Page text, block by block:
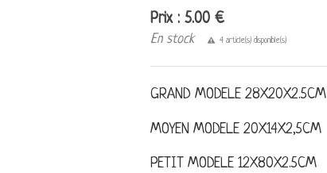
Prix : 5.00 €
En stock 4 article(s) disponible(s)
GRAND MODELE 28X20X2.5CM
MOYEN MODELE 20X14X2,5CM
PETIT MODELE 12X80X2.5CM